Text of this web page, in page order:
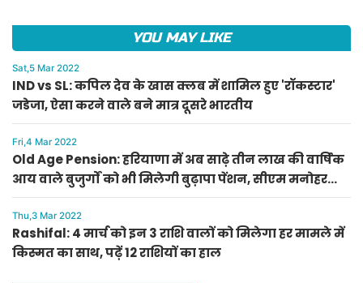
YOU MAY LIKE
Sat,5 Mar 2022
IND vs SL: कपिल देव के खास क्लब में शामिल हुए 'रॉकस्टार'
जडेजा, ऐसा करने वाले बने मात्र दूसरे भारतीय
Fri,4 Mar 2022
Old Age Pension: हरियाणा में अब साढ़े तीन लाख की वार्षिक
आय वाले बुजुर्गों को भी मिलेगी बुढ़ापा पेंशन, सीएम मनोहर
लाल का ऐलान
Thu,3 Mar 2022
Rashifal: 4 मार्च को इन 3 राशि वालों को मिलेगा हर मामले में
किस्मत का साथ, पढ़ें 12 राशियों का हाल